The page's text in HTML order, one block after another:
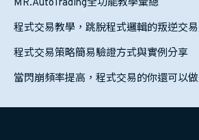
MR.AutoTrading全功能教學彙總
程式交易教學，跳脫程式邏輯的叛逆交
程式交易策略簡易驗證方式與實例分享
當閃崩頻率提高，程式交易的你還可以